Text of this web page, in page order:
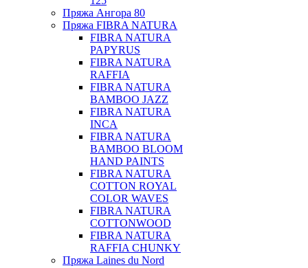
Пряжа Ангора 80
Пряжа FIBRA NATURA
FIBRA NATURA
PAPYRUS
FIBRA NATURA
RAFFIA
FIBRA NATURA
BAMBOO JAZZ
FIBRA NATURA
INCA
FIBRA NATURA
BAMBOO BLOOM
HAND PAINTS
FIBRA NATURA
COTTON ROYAL
COLOR WAVES
FIBRA NATURA
COTTONWOOD
FIBRA NATURA
RAFFIA CHUNKY
Пряжа Laines du Nord